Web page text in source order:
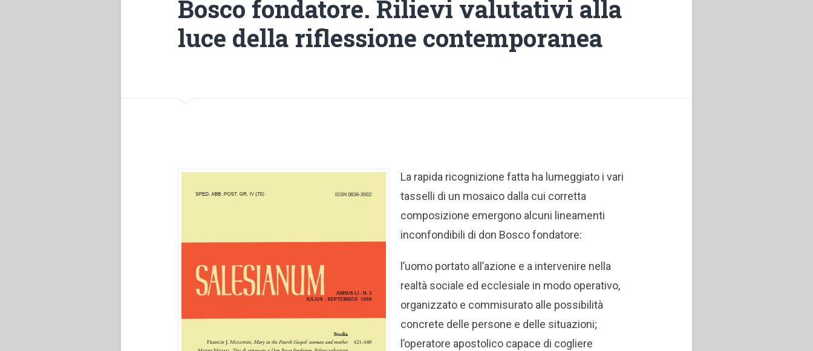
Bosco fondatore. Rilievi valutativi alla
luce della riflessione contemporanea
La rapida ricognizione fatta ha lumeggiato i vari
tasselli di un mosaico dalla cui corretta
composizione emergono alcuni lineamenti
inconfondibili di don Bosco fondatore:
l’uomo portato all’azione e a intervenire nella
realtà sociale ed ecclesiale in modo operativo,
organizzato e commisurato alle possibilità
concrete delle persone e delle situazioni;
l’operatore apostolico capace di cogliere